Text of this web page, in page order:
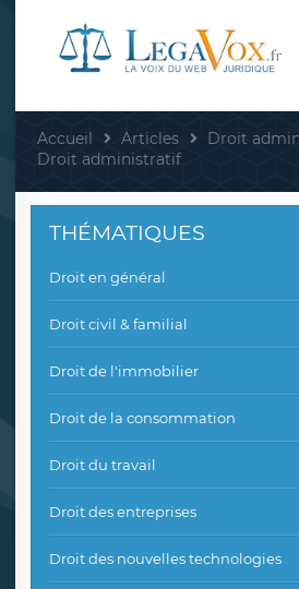
Accueil Articles
Droit
Droit administratif
THÉMATIQUES
Droit en général
Droit civil & familial
Droit de l'immobilier
Droit de la consommation
Droit du travail
Droit des entreprises
Droit des nouvelles technologies